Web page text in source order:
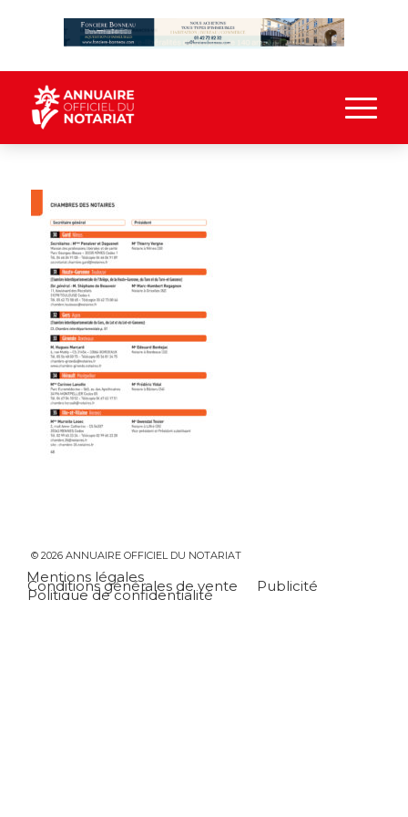
© 2026 ANNUAIRE OFFICIEL DU NOTARIAT
Mentions légales
Conditions générales de vente Publicité
Politique de confidentialité